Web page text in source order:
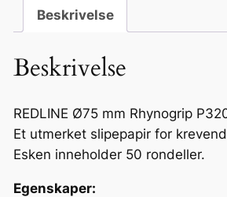
Beskrivelse
Beskrivelse
REDLINE Ø75 mm Rhynogrip
Et utmerket slipepapir for
Esken inneholder 50 rondeller.
Egenskaper: